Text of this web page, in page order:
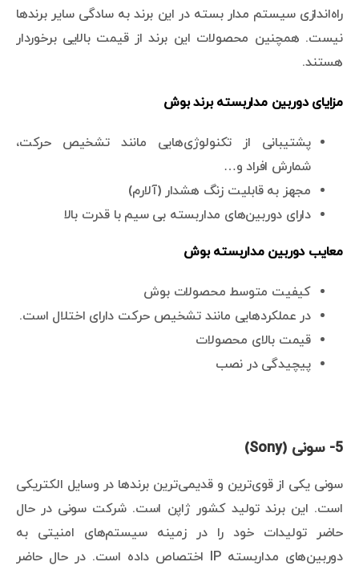
راه‌اندازی سیستم مدار بسته در این برند به سادگی سایر برندها
نیست. همچنین محصولات این برند از قیمت بالایی برخوردار
هستند.
مزایای دوربین مداربسته برند بوش
پشتیبانی از تکنولوژی‌هایی مانند تشخیص حرکت،
شمارش افراد و…
مجهز به قابلیت زنگ هشدار (آلارم)
دارای دوربین‌های مداربسته بی سیم با قدرت بالا
معایب دوربین مداربسته بوش
کیفیت متوسط محصولات بوش
در عملکردهایی مانند تشخیص حرکت دارای اختلال است.
قیمت بالای محصولات
پیچیدگی در نصب
5- سونی (Sony)
سونی یکی از قوی‌ترین و قدیمی‌ترین برندها در وسایل الکتریکی
است. این برند تولید کشور ژاپن است. شرکت سونی در حال
حاضر تولیدات خود را در زمینه سیستم‌های امنیتی به
دوربین‌های مداربسته IP اختصاص داده است. در حال حاضر